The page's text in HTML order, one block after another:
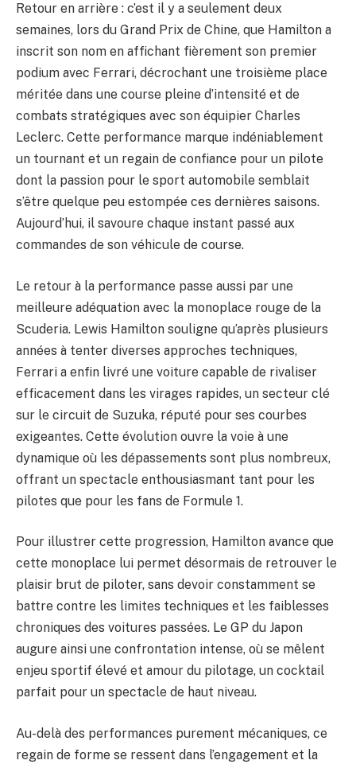
Retour en arrière : c’est il y a seulement deux
semaines, lors du Grand Prix de Chine, que Hamilton a
inscrit son nom en affichant fièrement son premier
podium avec Ferrari, décrochant une troisième place
méritée dans une course pleine d’intensité et de
combats stratégiques avec son équipier Charles
Leclerc. Cette performance marque indéniablement
un tournant et un regain de confiance pour un pilote
dont la passion pour le sport automobile semblait
s’être quelque peu estompée ces dernières saisons.
Aujourd’hui, il savoure chaque instant passé aux
commandes de son véhicule de course.
Le retour à la performance passe aussi par une
meilleure adéquation avec la monoplace rouge de la
Scuderia. Lewis Hamilton souligne qu’après plusieurs
années à tenter diverses approches techniques,
Ferrari a enfin livré une voiture capable de rivaliser
efficacement dans les virages rapides, un secteur clé
sur le circuit de Suzuka, réputé pour ses courbes
exigeantes. Cette évolution ouvre la voie à une
dynamique où les dépassements sont plus nombreux,
offrant un spectacle enthousiasmant tant pour les
pilotes que pour les fans de Formule 1.
Pour illustrer cette progression, Hamilton avance que
cette monoplace lui permet désormais de retrouver le
plaisir brut de piloter, sans devoir constamment se
battre contre les limites techniques et les faiblesses
chroniques des voitures passées. Le GP du Japon
augure ainsi une confrontation intense, où se mêlent
enjeu sportif élevé et amour du pilotage, un cocktail
parfait pour un spectacle de haut niveau.
Au-delà des performances purement mécaniques, ce
regain de forme se ressent dans l’engagement et la